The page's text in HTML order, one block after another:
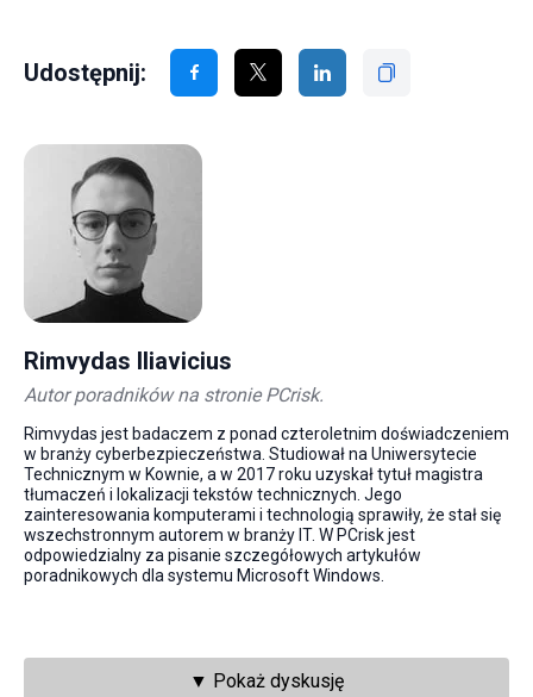
Udostępnij:
Rimvydas Iliavicius
Autor poradników na stronie PCrisk.
Rimvydas jest badaczem z ponad czteroletnim doświadczeniem
w branży cyberbezpieczeństwa. Studiował na Uniwersytecie
Technicznym w Kownie, a w 2017 roku uzyskał tytuł magistra
tłumaczeń i lokalizacji tekstów technicznych. Jego
zainteresowania komputerami i technologią sprawiły, że stał się
wszechstronnym autorem w branży IT. W PCrisk jest
odpowiedzialny za pisanie szczegółowych artykułów
poradnikowych dla systemu Microsoft Windows.
▼ Pokaż dyskusję